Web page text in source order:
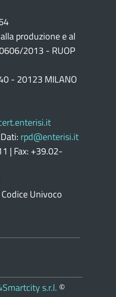
produzione e al
2013 - RUOP
- 20123 MILANO
rpd@enterisi.it
| Fax: +39.02-
Univoco
s.r.l. ©